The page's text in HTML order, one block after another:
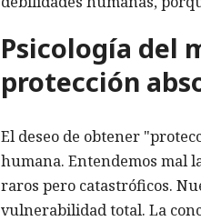
Psicología del
protección
El deseo de obtener
humana. Entendemos mal
raros pero catastróficos.
vulnerabilidad total. La